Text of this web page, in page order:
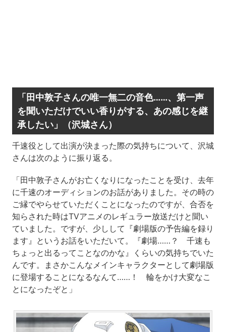
「田中敦子さんの唯一無二の音色……、第一声
を聞いただけでいい香りがする、あの感じを継
承したい」（沢城さん）
千速役として出演が決まった際の気持ちについて、沢城
さんは次のように振り返る。
「田中敦子さんがお亡くなりになったことを受け、去年
に千速のオーディションのお話がありました。その時の
ご縁でやらせていただくことになったのですが、合否を
知らされた時はTVアニメのレギュラー放送だけと聞い
ていました。ですが、少しして『劇場版の予告編を録り
ます』というお話をいただいて。『劇場……？ 千速も
ちょっと出るってことなのかな』くらいの気持ちでいた
んです。まさかこんなメインキャラクターとして劇場版
に登場することになるなんて……！ 輪をかけ大変なこ
とになったぞと」